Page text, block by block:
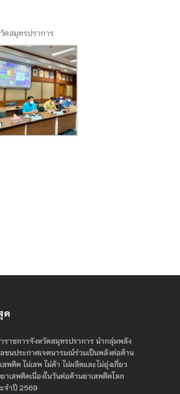
ดสมุทรปราการ
ด
ราชการจังหวัดสมุทรปราการ นำกลุ่มพลัง
ชนประกาศเจตนารมณ์ร่วมเป็นพลังต่อต้าน
สพติด ไม่เสพ ไม่ค้า ไม่ผลิตและไม่ยุ่งเกี่ยว
าเสพติดเนื่องในวันต่อต้านยาเสพติดโลก
จำปี 2569